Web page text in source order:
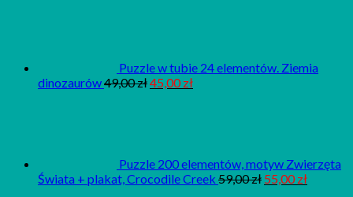
Puzzle w tubie 24 elementów. Ziemia
dinozaurów49,00zł45,00zł
Puzzle 200 elementów, motyw Zwierzęta
Świata + plakat, Crocodile Creek 59,00zł 55,00zł